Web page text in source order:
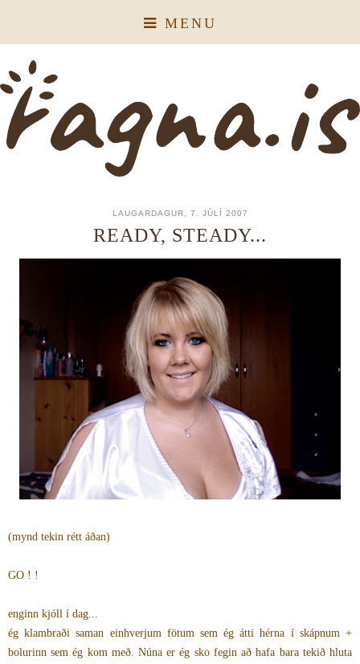
MENU
LAUGARDAGUR, 7. JÚLÍ 2007
READY, STEADY...
(mynd tekin rétt áðan)
GO ! !
enginn kjóll í dag...
ég klambraði saman einhverjum fötum sem ég átti hérna í skápnum +
bolurinn sem ég kom með. Núna er ég sko fegin að hafa bara tekið hluta